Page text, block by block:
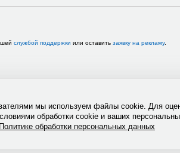
службой поддержки или оставить заявку на рекламу.
мы используем файлы cookie. Для
обработки cookie и ваших
Политике обработки персональных данных